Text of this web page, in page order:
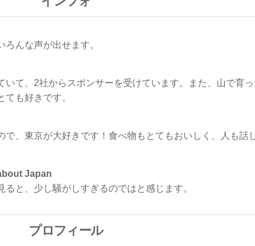
んな声が出せます。
て、2社からスポンサーを受けています。また、山で育
も好きです。
、東京が大好きです！食べ物もとてもおいしく、人も話
Japan
と、少し騒がしすぎるのではと感じます。
プロフィール